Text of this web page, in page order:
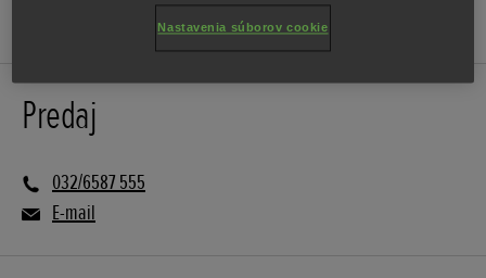
Predaj
032/6587 555
E-mail
Nastavenia súborov cookie